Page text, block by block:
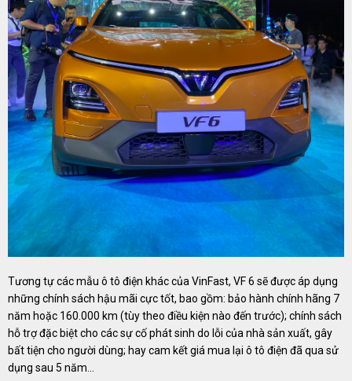
Tương tự các mẫu ô tô điện khác của VinFast, VF 6 sẽ được áp dụng
những chính sách hậu mãi cực tốt, bao gồm: bảo hành chính hãng 7
năm hoặc 160.000 km (tùy theo điều kiện nào đến trước); chính sách
hỗ trợ đặc biệt cho các sự cố phát sinh do lỗi của nhà sản xuất, gây
bất tiện cho người dùng; hay cam kết giá mua lại ô tô điện đã qua sử
dụng sau 5 năm…